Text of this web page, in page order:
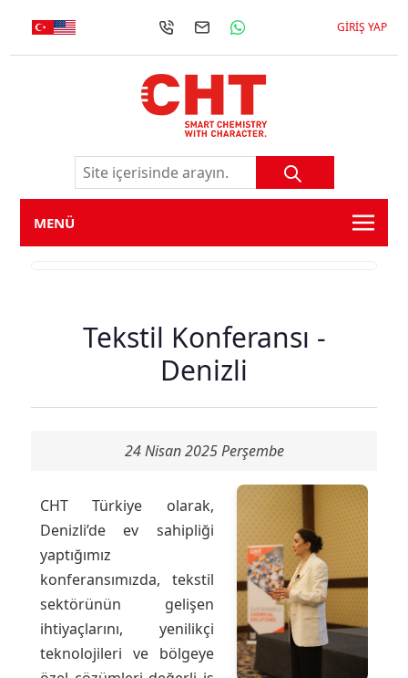
GIRIŞ YAP
MENÜ
Tekstil Konferansı -
Denizli
24 Nisan 2025 Perşembe
CHT Türkiye olarak,
Denizli’de ev sahipliği
yaptığımız
konferansımızda, tekstil
sektörünün gelişen
ihtiyaçlarını, yenilikçi
teknolojileri ve bölgeye